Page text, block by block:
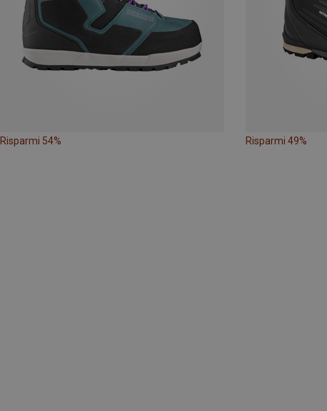
Risparmi 54% Risparmi 49%